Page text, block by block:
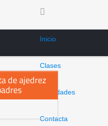
Inicio
Clases
Novedades
Contacta
de ajedrez